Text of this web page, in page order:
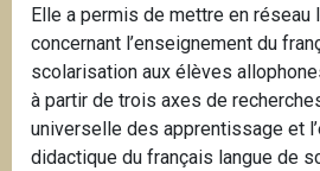
Elle a permis de mettre en réseau
concernant l’enseignement du
scolarisation aux élèves
à partir de trois axes de
universelle des apprentissage et
didactique du français langue de